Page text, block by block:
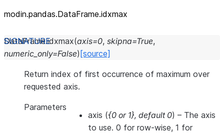
modin.pandas.DataFrame.idxmax
DataFrame.idxmax(axis=0, skipna=True,
numeric_only=False) [source]
Return index of first occurrence of maximum over
requested axis.
Parameters
axis ({0 or 1}, default 0) – The axis
to use. 0 for row-wise, 1 for